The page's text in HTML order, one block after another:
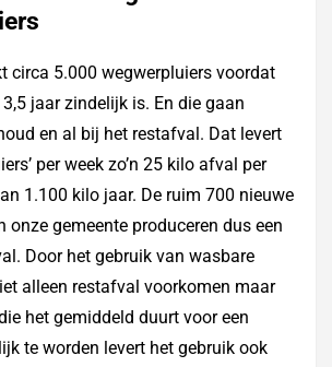
circa 5.000 wegwerpluiers voordat
jaar zindelijk is. En die gaan
en al bij het restafval. Dat levert
per week zo’n 25 kilo afval per
1.100 kilo jaar. De ruim 700 nieuwe
onze gemeente produceren dus een
Door het gebruik van wasbare
alleen restafval voorkomen maar
het gemiddeld duurt voor een
te worden levert het gebruik ook